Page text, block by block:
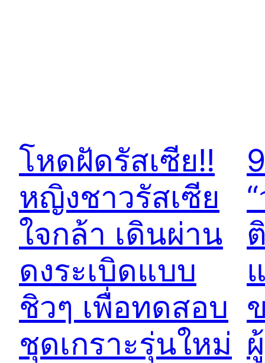
โหดฝัดรัสเซีย!!
หญิงชาวรัสเซีย
ใจกล้า เดินผ่าน
ดงระเบิดแบบ
ชิวๆ เพื่อทดสอบ
ชุดเกราะรุ่นใหม่